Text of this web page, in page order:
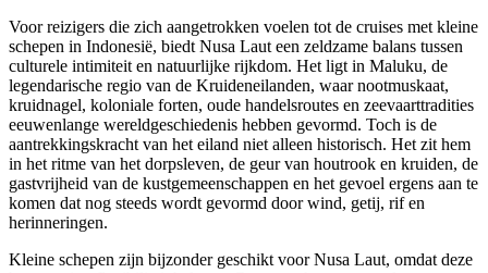
Voor reizigers die zich aangetrokken voelen tot de cruises met kleine
schepen in Indonesië, biedt Nusa Laut een zeldzame balans tussen
culturele intimiteit en natuurlijke rijkdom. Het ligt in Maluku, de
legendarische regio van de Kruideneilanden, waar nootmuskaat,
kruidnagel, koloniale forten, oude handelsroutes en zeevaarttradities
eeuwenlange wereldgeschiedenis hebben gevormd. Toch is de
aantrekkingskracht van het eiland niet alleen historisch. Het zit hem
in het ritme van het dorpsleven, de geur van houtrook en kruiden, de
gastvrijheid van de kustgemeenschappen en het gevoel ergens aan te
komen dat nog steeds wordt gevormd door wind, getij, rif en
herinneringen.
Kleine schepen zijn bijzonder geschikt voor Nusa Laut, omdat deze